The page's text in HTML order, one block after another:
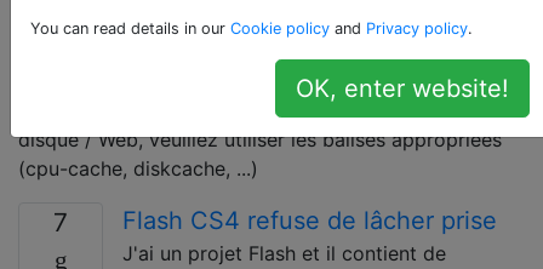
Un cache est un mécanisme pour stocker
localement afin de réduire le temps d'accès aux
données stockées loin. Pour la navigation CPU /
disque / Web, veuillez utiliser les balises appropriées
(cpu-cache, diskcache, ...)
7 Flash CS4 refuse de lâcher prise
J'ai un projet Flash et il contient de
You can read details in our Cookie policy and Privacy policy.
OK, enter website!